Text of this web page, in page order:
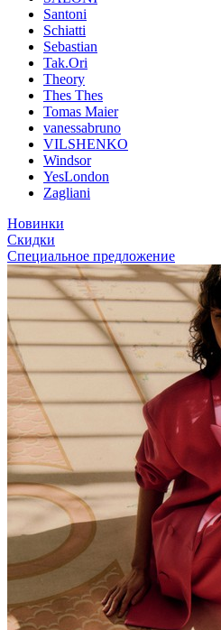
Santoni
Schiatti
Sebastian
Tak.Ori
Theory
Thes Thes
Tomas Maier
vanessabruno
VILSHENKO
Windsor
YesLondon
Zagliani
Новинки
Скидки
Специальное предложение